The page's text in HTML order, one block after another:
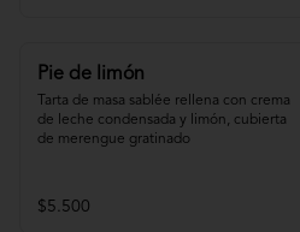
Pie de limón
Tarta de masa sablée rellena con crema
de leche condensada y limón, cubierta
de merengue gratinado
$5.500